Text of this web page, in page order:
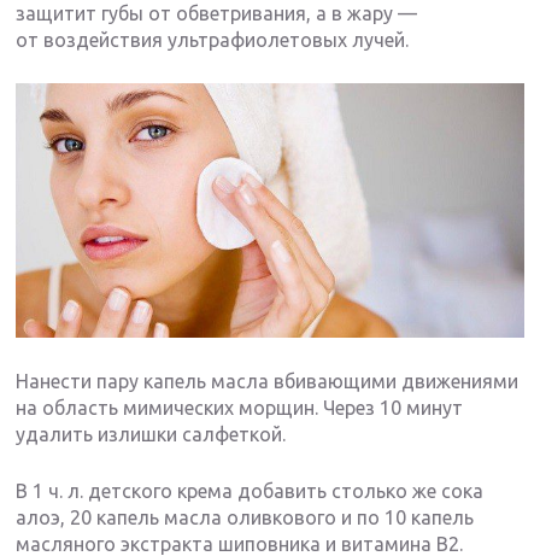
защитит губы от обветривания, а в жару —
от воздействия ультрафиолетовых лучей.
Нанести пару капель масла вбивающими движениями
на область мимических морщин. Через 10 минут
удалить излишки салфеткой.
В 1 ч. л. детского крема добавить столько же сока
алоэ, 20 капель масла оливкового и по 10 капель
масляного экстракта шиповника и витамина В2.